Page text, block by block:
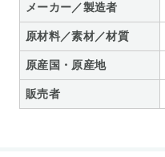
メーカー／製造者
原材料／素材／材質
原産国・原産地
販売者